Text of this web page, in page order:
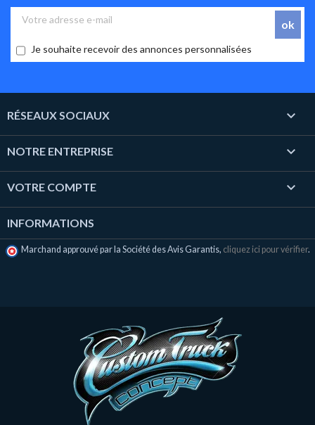
Je souhaite recevoir des annonces personnalisées
RÉSEAUX SOCIAUX 
NOTRE ENTREPRISE 
VOTRE COMPTE 
INFORMATIONS
Marchand approuvé par la Société des Avis Garantis, cliquez ici pour vérifier.